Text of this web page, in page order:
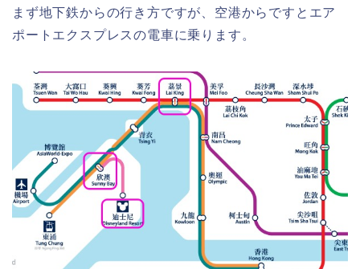
まず地下鉄からの行き方ですが、空港からですとエア
ポートエクスプレスの電車に乗ります。